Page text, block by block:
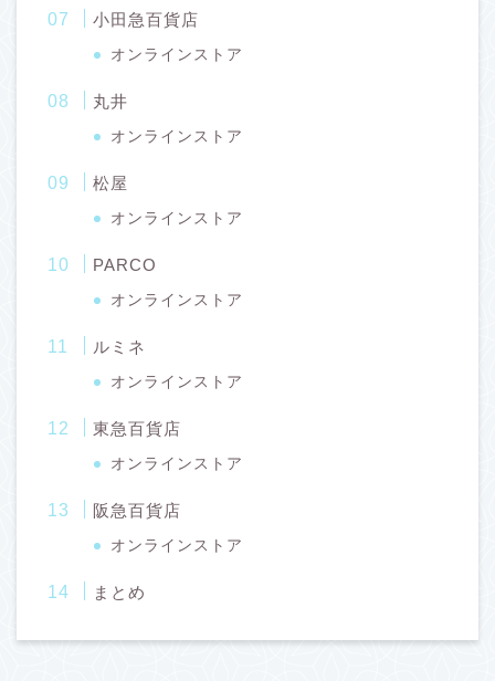
小田急百貨店
オンラインストア
丸井
オンラインストア
松屋
オンラインストア
PARCO
オンラインストア
ルミネ
オンラインストア
東急百貨店
オンラインストア
阪急百貨店
オンラインストア
まとめ